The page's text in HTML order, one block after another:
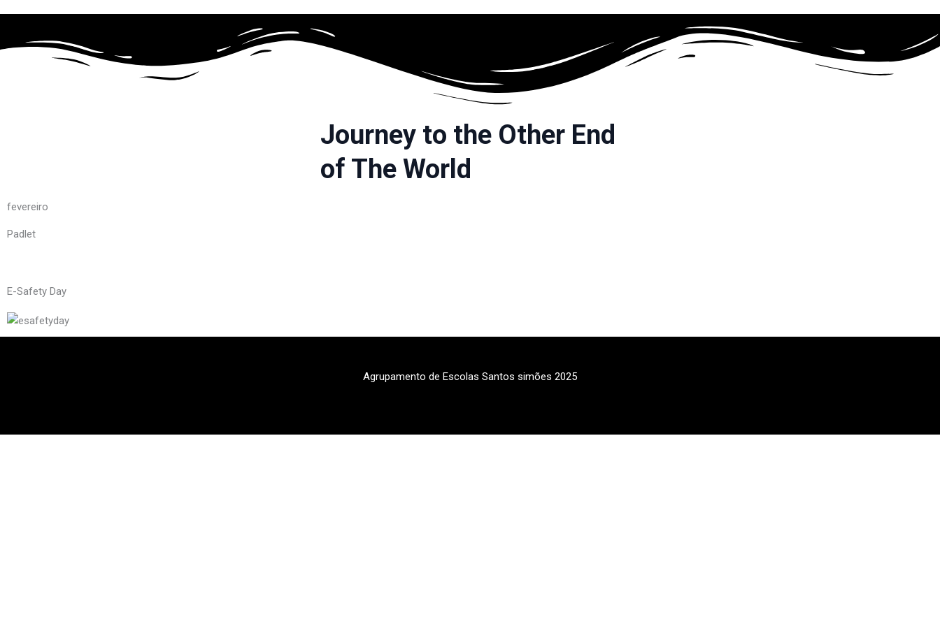
content
Journey to the Other End
of The World
fevereiro
Padlet
E-Safety Day
Agrupamento de Escolas Santos simões 2025